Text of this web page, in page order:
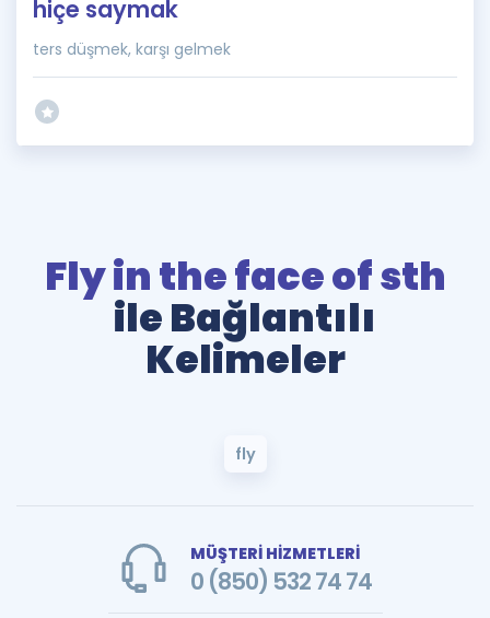
hiçe saymak
ters düşmek, karşı gelmek
Fly in the face of sth
ile Bağlantılı
Kelimeler
fly
MÜŞTERİ HİZMETLERİ
0 (850) 532 74 74